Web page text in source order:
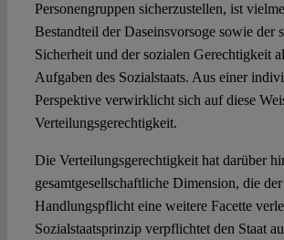
Personengruppen sicherzustellen, ist
Bestandteil der Daseinsvorsoge sowie der
Sicherheit und der sozialen Gerechtigkeit
Aufgaben des Sozialstaats. Aus einer
Perspektive verwirklicht sich auf diese
Verteilungsgerechtigkeit.
Die Verteilungsgerechtigkeit hat darüber
gesamtgesellschaftliche Dimension, die
Handlungspflicht eine weitere Facette
Sozialstaatsprinzip verpflichtet den Staat